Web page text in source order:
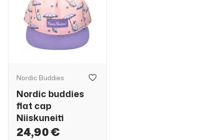
Nordic Buddies
Nordic buddies
flat cap
Niiskuneiti
24,90 €